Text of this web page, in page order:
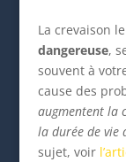
La crevaison
dangereuse,
souvent à
cause des
augmentent la
la durée de vie
sujet, voir